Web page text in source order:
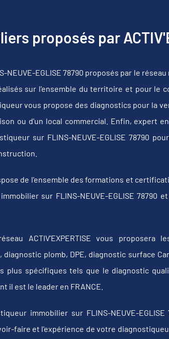
proposés par
EGLISE 78790 proposés par le
sur l'ensemble du territoire et pour le
vous propose des diagnostics pour la
ou d'un local commercial. Enfin, expert
sur FLINS-NEUVE-EGLISE 78790
de l'ensemble des formations et
sur FLINS-NEUVE-EGLISE 78790
ACTIV'EXPERTISE vous proposera
plomb, DPE, diagnostic surface
plus spécifiques tels que le diagnostic
il est le leader en FRANCE.
immobilier sur FLINS-NEUVE-
faire et l'expérience de votre